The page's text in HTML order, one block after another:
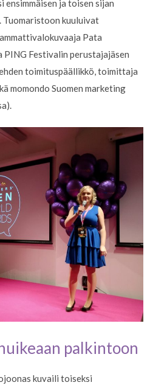
ensimmäisen ja toisen sijan
kuuluivat
Pata
PING Festivalin perustajajäsen
toimituspäällikkö, toimittaja
momondo Suomen marketing
palkintoon
kuvaili toiseksi